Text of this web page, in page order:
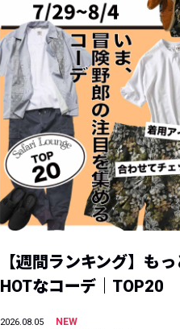
【週間ランキング】も
HOTなコーデ｜TOP20
2026.08.05
NEW